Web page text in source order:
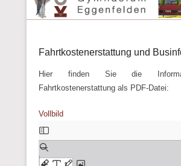
Fahrtkostenerstattung und
Hier finden Sie die
Fahrtkostenerstattung als PDF-Datei:
Vollbild
Zum
PDF-
Inhalt